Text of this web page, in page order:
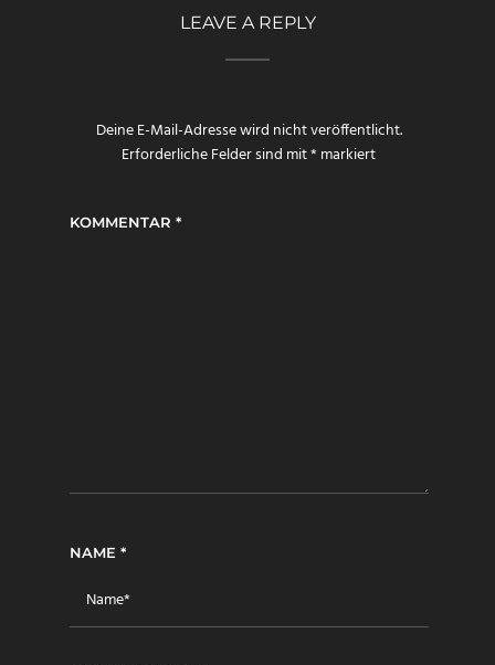
LEAVE A REPLY
Deine E-Mail-Adresse wird nicht veröffentlicht.
Erforderliche Felder sind mit*markiert
KOMMENTAR *
NAME *